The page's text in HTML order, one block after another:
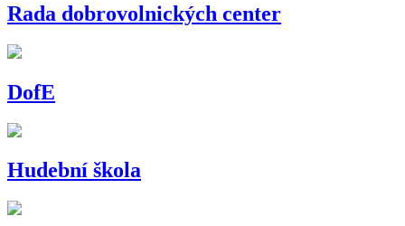
Rada dobrovolnických center
DofE
Hudební škola